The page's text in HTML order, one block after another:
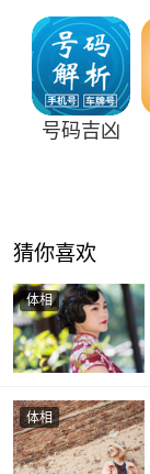
号码吉凶
猜你喜欢
体相
体相